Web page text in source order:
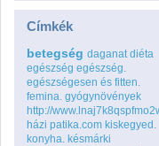
Címkék
betegség daganat diéta
egészség egészség.
egészségesen és fitten.
femina. gyógynövények
http://
házi patika.com kiskegyed.
konyha. késmárki